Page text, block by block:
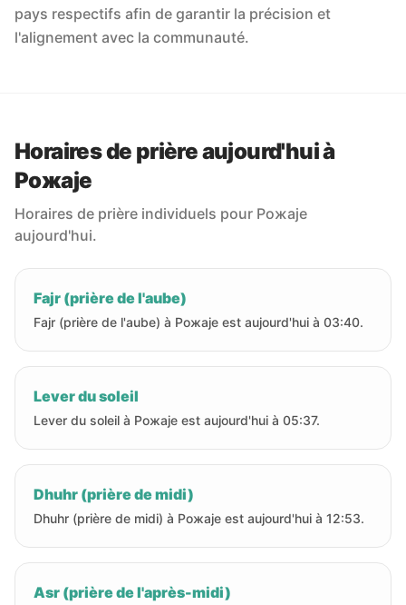
pays respectifs afin de garantir la précision et
l'alignement avec la communauté.
Horaires de prière aujourd'hui à
Рожаје
Horaires de prière individuels pour Рожаје
aujourd'hui.
Fajr (prière de l'aube)
Fajr (prière de l'aube) à Рожаје est aujourd'hui à 03:40.
Lever du soleil
Lever du soleil à Рожаје est aujourd'hui à 05:37.
Dhuhr (prière de midi)
Dhuhr (prière de midi) à Рожаје est aujourd'hui à 12:53.
Asr (prière de l'après-midi)